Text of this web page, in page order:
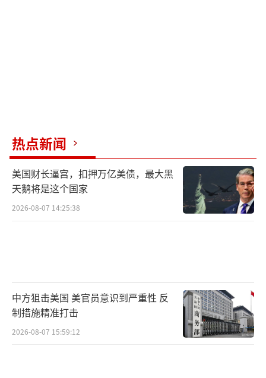
热点新闻
美国财长逼宫，扣押万亿美债，最大黑
天鹅将是这个国家
2026-08-07 14:25:38
中方狙击美国 美官员意识到严重性 反
制措施精准打击
2026-08-07 15:59:12